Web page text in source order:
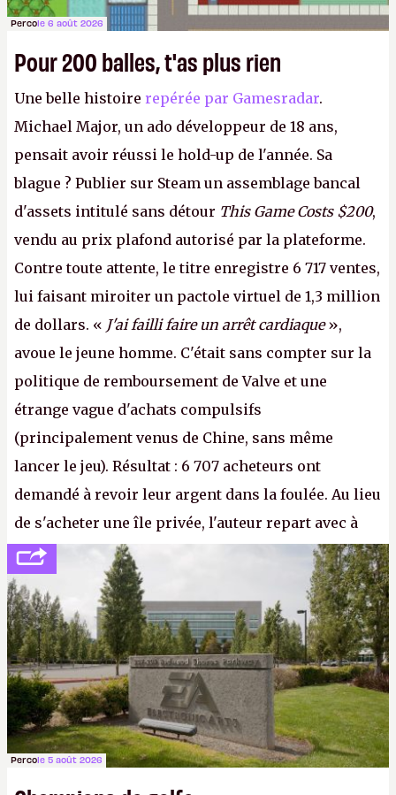
Percole 6 août 2026
Pour 200 balles, t'as plus rien
Une belle histoire repérée par Gamesradar.
Michael Major, un ado développeur de 18 ans,
pensait avoir réussi le hold-up de l'année. Sa
blague ? Publier sur Steam un assemblage bancal
d'assets intitulé sans détour This Game Costs $200,
vendu au prix plafond autorisé par la plateforme.
Contre toute attente, le titre enregistre 6 717 ventes,
lui faisant miroiter un pactole virtuel de 1,3 million
de dollars. « J'ai failli faire un arrêt cardiaque»,
avoue le jeune homme. C'était sans compter sur la
politique de remboursement de Valve et une
étrange vague d'achats compulsifs
(principalement venus de Chine, sans même
lancer le jeu). Résultat : 6 707 acheteurs ont
demandé à revoir leur argent dans la foulée. Au lieu
de s'acheter une île privée, l'auteur repart avec à
peine 2 000 dollars en poche. C'est toujours plus
cher payé que le temps passé à dev, mais ça
apprendra aux petits malins qu'on ne braque pas
Gabe Newell aussi facilement.P.
Percole 5 août 2026